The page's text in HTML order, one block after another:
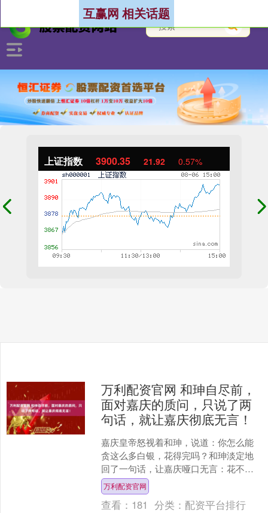
上证指数 3900.35 21.92 0.57%
互赢网 相关话题
万利配资官网 和珅自尽前，
面对嘉庆的质问，只说了两
句话，就让嘉庆彻底无言！
嘉庆皇帝怒视着和珅，说道：你怎么能
贪这么多白银，花得完吗？和珅淡定地
回了一句话，让嘉庆哑口无言：花不花
得完，皇帝您心里最清楚，这些白银最
终还是进了您的私人财库。....
万利配资官网
查看： 181 分类： 配资平台排行